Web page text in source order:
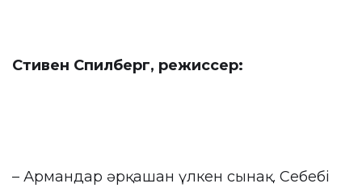
Стивен Спилберг, режиссер:
– Армандар әрқашан үлкен сынақ. Себебі